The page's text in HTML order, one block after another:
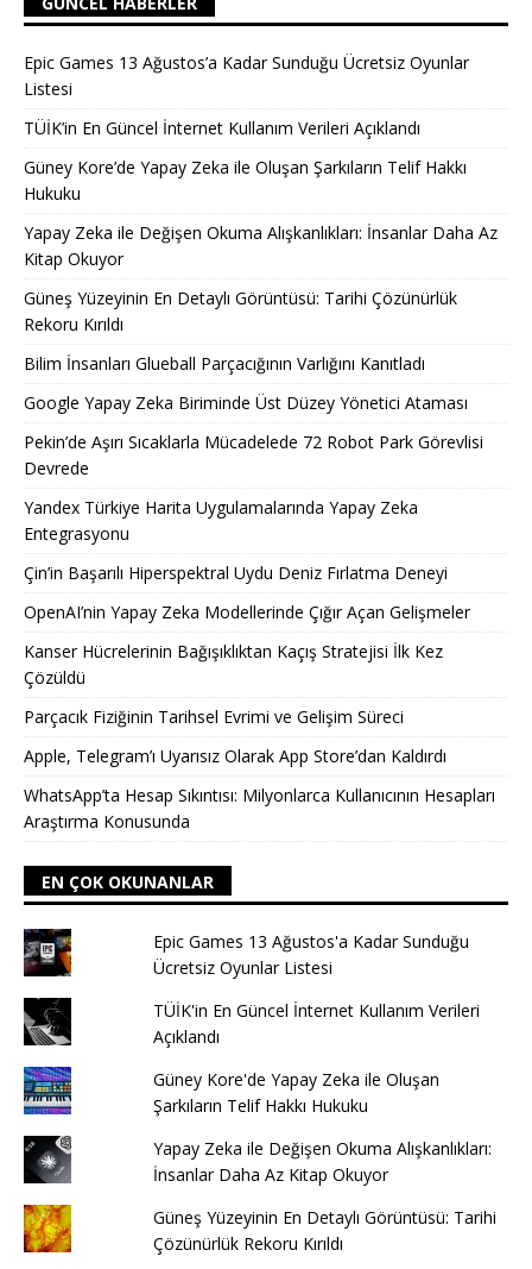
Epic Games 13 Ağustos’a Kadar Sunduğu Ücretsiz Oyunlar
Listesi
TÜİK’in En Güncel İnternet Kullanım Verileri Açıklandı
Güney Kore’de Yapay Zeka ile Oluşan Şarkıların Telif Hakkı
Hukuku
Yapay Zeka ile Değişen Okuma Alışkanlıkları: İnsanlar Daha Az
Kitap Okuyor
Güneş Yüzeyinin En Detaylı Görüntüsü: Tarihi Çözünürlük
Rekoru Kırıldı
Bilim İnsanları Glueball Parçacığının Varlığını Kanıtladı
Google Yapay Zeka Biriminde Üst Düzey Yönetici Ataması
Pekin’de Aşırı Sıcaklarla Mücadelede 72 Robot Park Görevlisi
Devrede
Yandex Türkiye Harita Uygulamalarında Yapay Zeka
Entegrasyonu
Çin’in Başarılı Hiperspektral Uydu Deniz Fırlatma Deneyi
OpenAI’nin Yapay Zeka Modellerinde Çığır Açan Gelişmeler
Kanser Hücrelerinin Bağışıklıktan Kaçış Stratejisi İlk Kez
Çözüldü
Parçacık Fiziğinin Tarihsel Evrimi ve Gelişim Süreci
Apple, Telegram’ı Uyarısız Olarak App Store’dan Kaldırdı
WhatsApp’ta Hesap Sıkıntısı: Milyonlarca Kullanıcının Hesapları
Araştırma Konusunda
EN ÇOK OKUNANLAR
Epic Games 13 Ağustos'a Kadar Sunduğu
Ücretsiz Oyunlar Listesi
TÜİK'in En Güncel İnternet Kullanım Verileri
Açıklandı
Güney Kore'de Yapay Zeka ile Oluşan
Şarkıların Telif Hakkı Hukuku
Yapay Zeka ile Değişen Okuma Alışkanlıkları:
İnsanlar Daha Az Kitap Okuyor
Güneş Yüzeyinin En Detaylı Görüntüsü: Tarihi
Çözünürlük Rekoru Kırıldı